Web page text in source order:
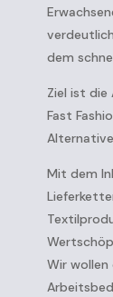
dem
Ziel ist die
Fast
Mit dem
Wir wollen